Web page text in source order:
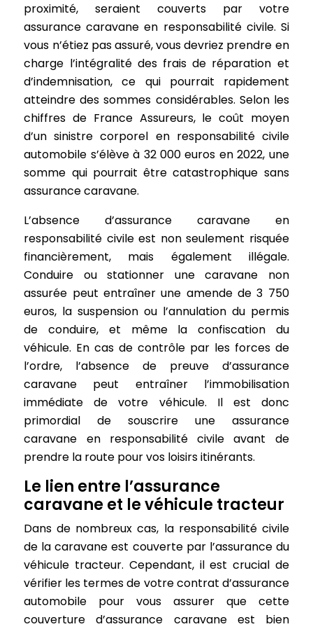
proximité, seraient couverts par votre
assurance caravane en responsabilité civile. Si
vous n’étiez pas assuré, vous devriez prendre en
charge l’intégralité des frais de réparation et
d’indemnisation, ce qui pourrait rapidement
atteindre des sommes considérables. Selon les
chiffres de France Assureurs, le coût moyen
d’un sinistre corporel en responsabilité civile
automobile s’élève à 32 000 euros en 2022, une
somme qui pourrait être catastrophique sans
assurance caravane.
L’absence d’assurance caravane en
responsabilité civile est non seulement risquée
financièrement, mais également illégale.
Conduire ou stationner une caravane non
assurée peut entraîner une amende de 3 750
euros, la suspension ou l’annulation du permis
de conduire, et même la confiscation du
véhicule. En cas de contrôle par les forces de
l’ordre, l’absence de preuve d’assurance
caravane peut entraîner l’immobilisation
immédiate de votre véhicule. Il est donc
primordial de souscrire une assurance
caravane en responsabilité civile avant de
prendre la route pour vos loisirs itinérants.
Le lien entre l’assurance
caravane et le véhicule tracteur
Dans de nombreux cas, la responsabilité civile
de la caravane est couverte par l’assurance du
véhicule tracteur. Cependant, il est crucial de
vérifier les termes de votre contrat d’assurance
automobile pour vous assurer que cette
couverture d’assurance caravane est bien